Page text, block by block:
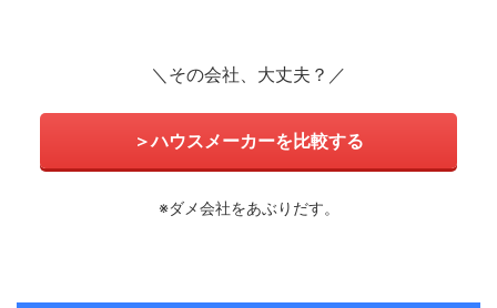
＼その会社、大丈夫？／
＞ハウスメーカーを比較する
※ダメ会社をあぶりだす。